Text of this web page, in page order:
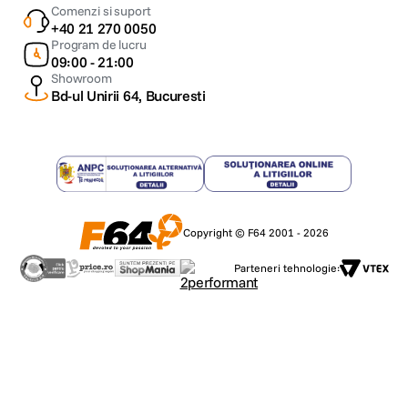
Comenzi si suport
+40 21 270 0050
Program de lucru
09:00 - 21:00
Showroom
Bd-ul Unirii 64, Bucuresti
Copyright © F64 2001 - 2026
Parteneri tehnologie: